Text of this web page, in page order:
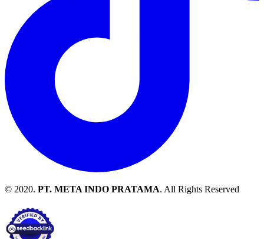
© 2020. PT. META INDO PRATAMA. All Rights Reserved